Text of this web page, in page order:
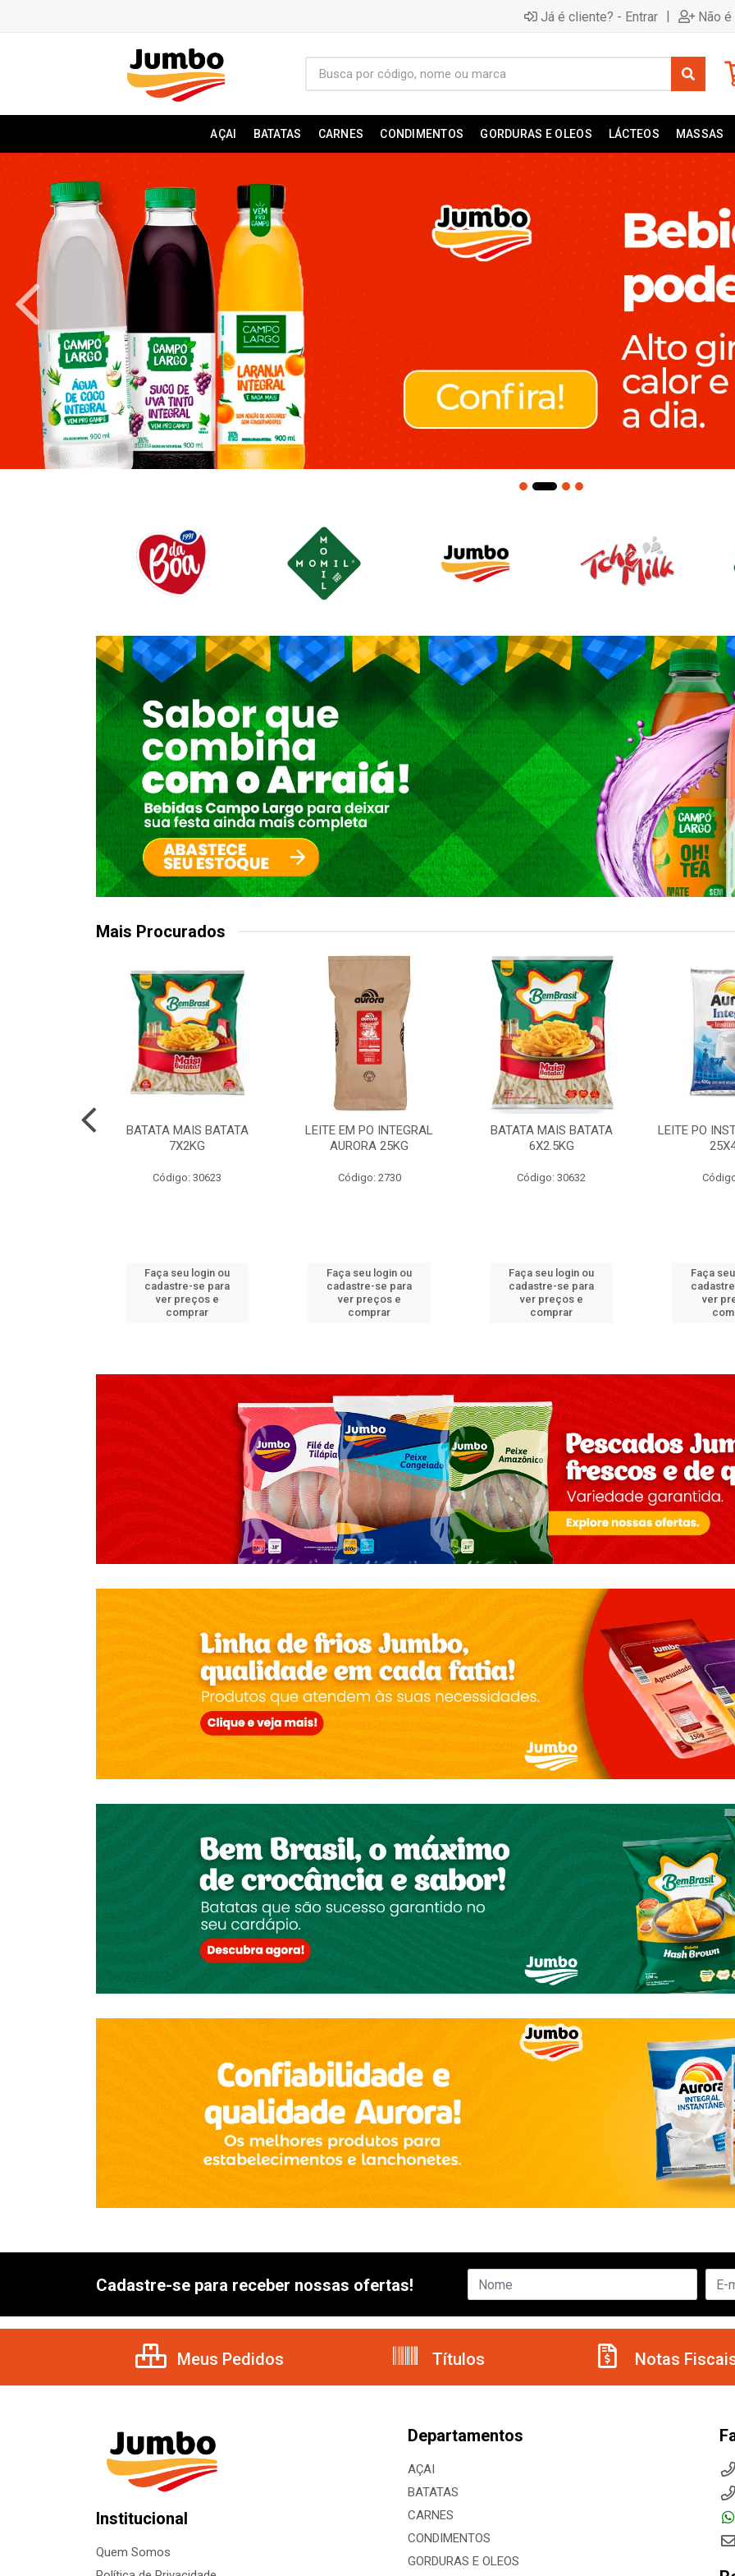
Já é cliente? - Entrar | Não
AÇAI BATATAS CARNES CONDIMENTOS GORDURAS E OLEOS LÁCTEOS MASSAS
Mais Procurados
BATATA MAIS BATATA
7X2KG
Código: 30623
Faça seu login ou
cadastre-se para
ver preços e
comprar
LEITE EM PO INTEGRAL
AURORA 25KG
Código: 2730
Faça seu login ou
cadastre-se para
ver preços e
comprar
BATATA MAIS BATATA
6X2.5KG
Código: 30632
Faça seu login ou
cadastre-se para
ver preços e
comprar
LEITE PO
Faça
ver
Cadastre-se para receber nossas ofertas!
Meus Pedidos Títulos Notas
Institucional
Quem Somos
Departamentos
AÇAI
BATATAS
CARNES
CONDIMENTOS
GORDURAS E OLEOS